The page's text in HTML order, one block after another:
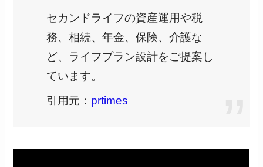
セカンドライフの資産運用や税
務、相続、年金、保険、介護な
ど、ライフプラン設計をご提案し
ています。
引用元： prtimes